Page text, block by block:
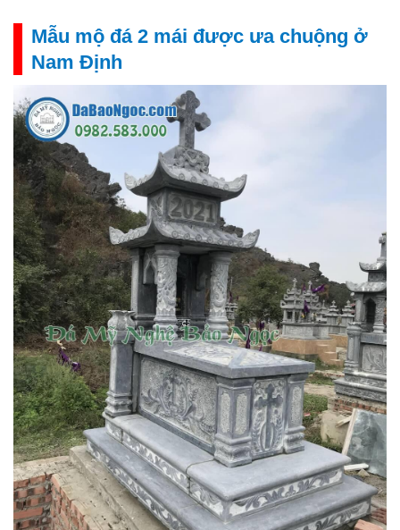
Mẫu mộ đá 2 mái được ưa chuộng ở
Nam Định